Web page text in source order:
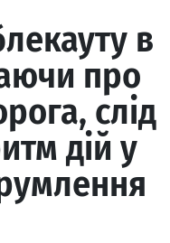
в
про
слід
дій у